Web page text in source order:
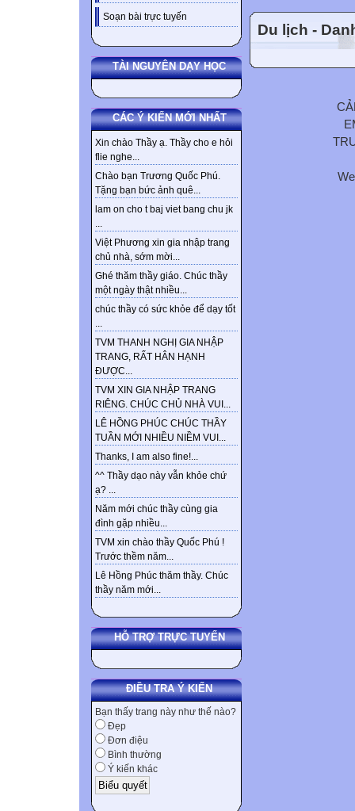
Soạn bài trực tuyến
TÀI NGUYÊN DẠY HỌC
CÁC Ý KIẾN MỚI NHẤT
Xin chào Thầy ạ. Thầy cho e hỏi
flie nghe...
Chào bạn Trương Quốc Phú.
Tặng bạn bức ảnh quê...
lam on cho t baj viet bang chu jk
...
Việt Phương xin gia nhập trang
chủ nhà, sớm mời...
Ghé thăm thầy giáo. Chúc thầy
một ngày thật nhiều...
chúc thầy có sức khỏe để dạy tốt
...
TVM THANH NGHỊ GIA NHẬP
TRANG, RẤT HÂN HẠNH
ĐƯỢC...
TVM XIN GIA NHẬP TRANG
RIÊNG. CHÚC CHỦ NHÀ VUI...
LÊ HỒNG PHÚC CHÚC THẦY
TUẦN MỚI NHIỀU NIỀM VUI...
Thanks, I am also fine!...
^^ Thầy dạo này vẫn khỏe chứ
ạ? ...
Năm mới chúc thầy cùng gia
đình gặp nhiều...
TVM xin chào thầy Quốc Phú !
Trước thềm năm...
Lê Hồng Phúc thăm thầy. Chúc
thầy năm mới...
HỖ TRỢ TRỰC TUYẾN
ĐIỀU TRA Ý KIẾN
Bạn thấy trang này như thế nào?
Đẹp
Đơn điệu
Bình thường
Ý kiến khác
Du lịch -